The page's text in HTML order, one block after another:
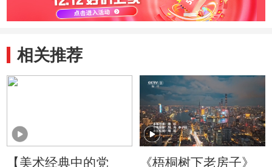
相关推荐
【美术经典中的党
《梧桐树下老房子》